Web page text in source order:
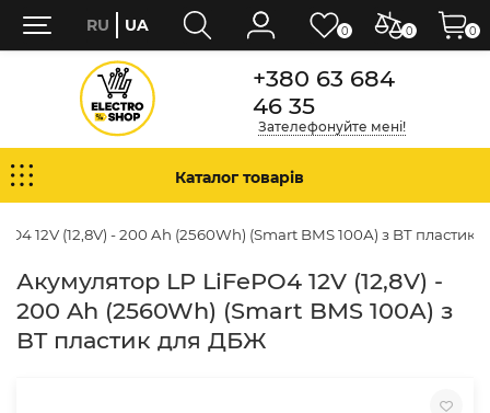
+380 63 684
46 35
Зателефонуйте мені!
Каталог товарів
12V (12,8V) - 200 Ah (2560Wh) (Smart BMS 100А) з BT
Акумулятор LP LiFePO4 12V (12,8V) -
200 Ah (2560Wh) (Smart BMS 100А) з
BT пластик для ДБЖ
0 0
RU UA 0